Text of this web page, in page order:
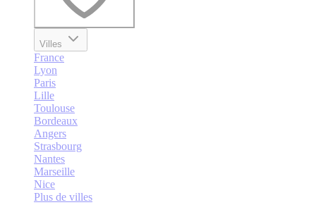
Villes
France
Lyon
Paris
Lille
Toulouse
Bordeaux
Angers
Strasbourg
Nantes
Marseille
Nice
Plus de villes